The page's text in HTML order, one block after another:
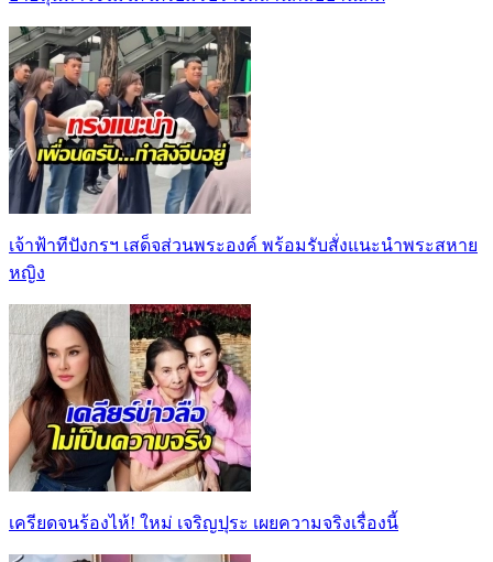
เจ้าฟ้าทีปังกรฯ เสด็จส่วนพระองค์ พร้อมรับสั่งแนะนำพระสหาย
หญิง
เครียดจนร้องไห้! ใหม่ เจริญปุระ เผยความจริงเรื่องนี้